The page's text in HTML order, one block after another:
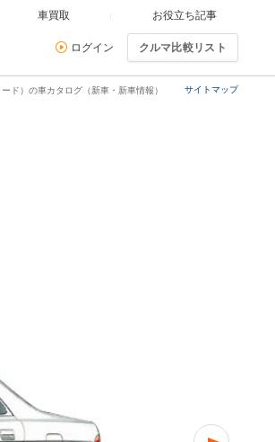
車買取 お役立ち記事
ログイン クルマ比較リスト
サイトマップ
ド）の車カタログ（新車・新車情報）